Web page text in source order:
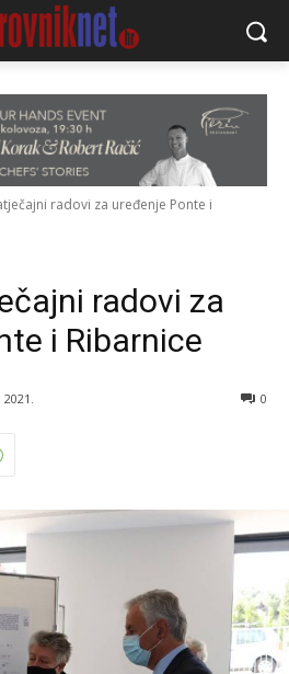
radovi za uređenje Ponte i
radovi za
i Ribarnice
0